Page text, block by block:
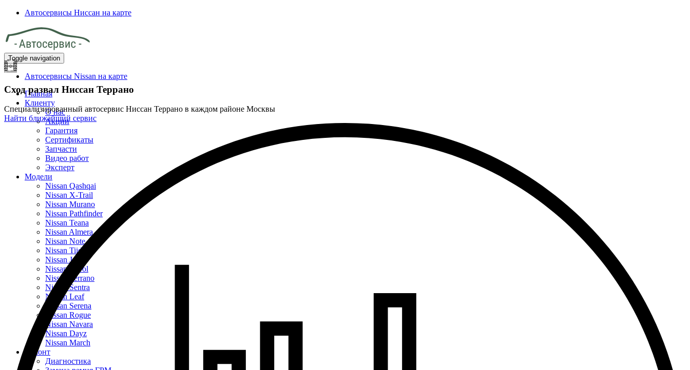
Автосервисы Ниссан на карте
Toggle navigation
Автосервисы Nissan на карте
Главная
Клиенту
О нас
Акции
Гарантия
Сертификаты
Запчасти
Видео работ
Эксперт
Модели
Nissan Qashqai
Nissan X-Trail
Nissan Murano
Nissan Pathfinder
Nissan Teana
Nissan Almera
Nissan Note
Nissan Tiida
Nissan Juke
Nissan Patrol
Nissan Terrano
Nissan Sentra
Nissan Leaf
Nissan Serena
Nissan Rogue
Nissan Navara
Nissan Dayz
Nissan March
Ремонт
Диагностика
Сход развал Ниссан Террано
Специализированный автосервис Ниссан Террано в каждом районе Москвы
Найти ближайший сервис